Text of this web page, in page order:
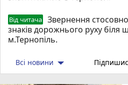
Від читача
Звернення стосовно
знаків дорожнього руху біля
м.Тернопіль.
Всі новини